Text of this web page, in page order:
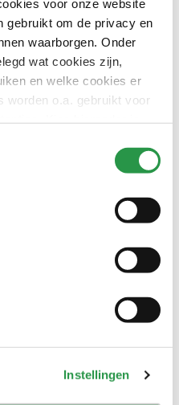
voor onze website
gebruikt om de privacy en
waarborgen. Onder
wat cookies zijn,
en welke cookies er
worden o.a. gebruikt voor
Instellingen
111 (algemeen)
op LinkedIn